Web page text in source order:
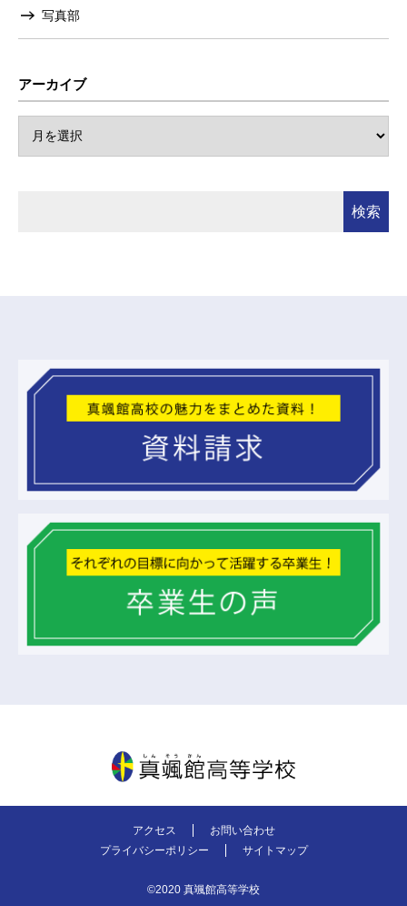
写真部
アーカイブ
アクセス
お問い合わせ
プライバシーポリシー
サイトマップ
©2020 真颯館高等学校